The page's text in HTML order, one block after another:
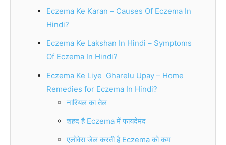
Eczema Ke Karan – Causes Of Eczema In
Hindi?
Eczema Ke Lakshan In Hindi – Symptoms
Of Eczema In Hindi?
Eczema Ke Liye Gharelu Upay – Home
Remedies for Eczema In Hindi?
नारियल का तेल
शहद है Eczema में फायदेमंद
एलोवेरा जेल करती है Eczema को कम